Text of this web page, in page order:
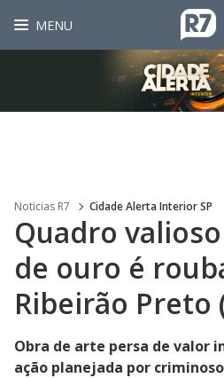
MENU
Noticias R7 Cidade Alerta Interior SP
Quadro
de ouro é
Ribeirão Preto
Obra de arte persa de valor
ação planejada por